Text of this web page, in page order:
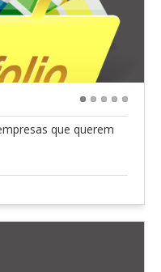
que querem